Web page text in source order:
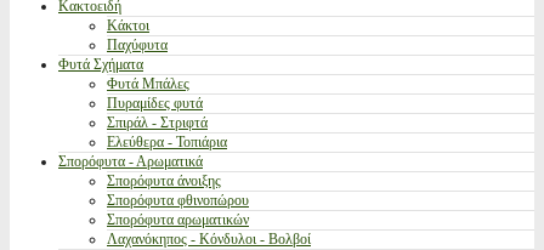
Κακτοειδή
Κάκτοι
Παχύφυτα
Φυτά Σχήματα
Φυτά Μπάλες
Πυραμίδες φυτά
Σπιράλ - Στριφτά
Ελεύθερα - Τοπιάρια
Σπορόφυτα - Αρωματικά
Σπορόφυτα άνοιξης
Σπορόφυτα φθινοπώρου
Σπορόφυτα αρωματικών
Λαχανόκηπος - Κόνδυλοι - Βολβοί